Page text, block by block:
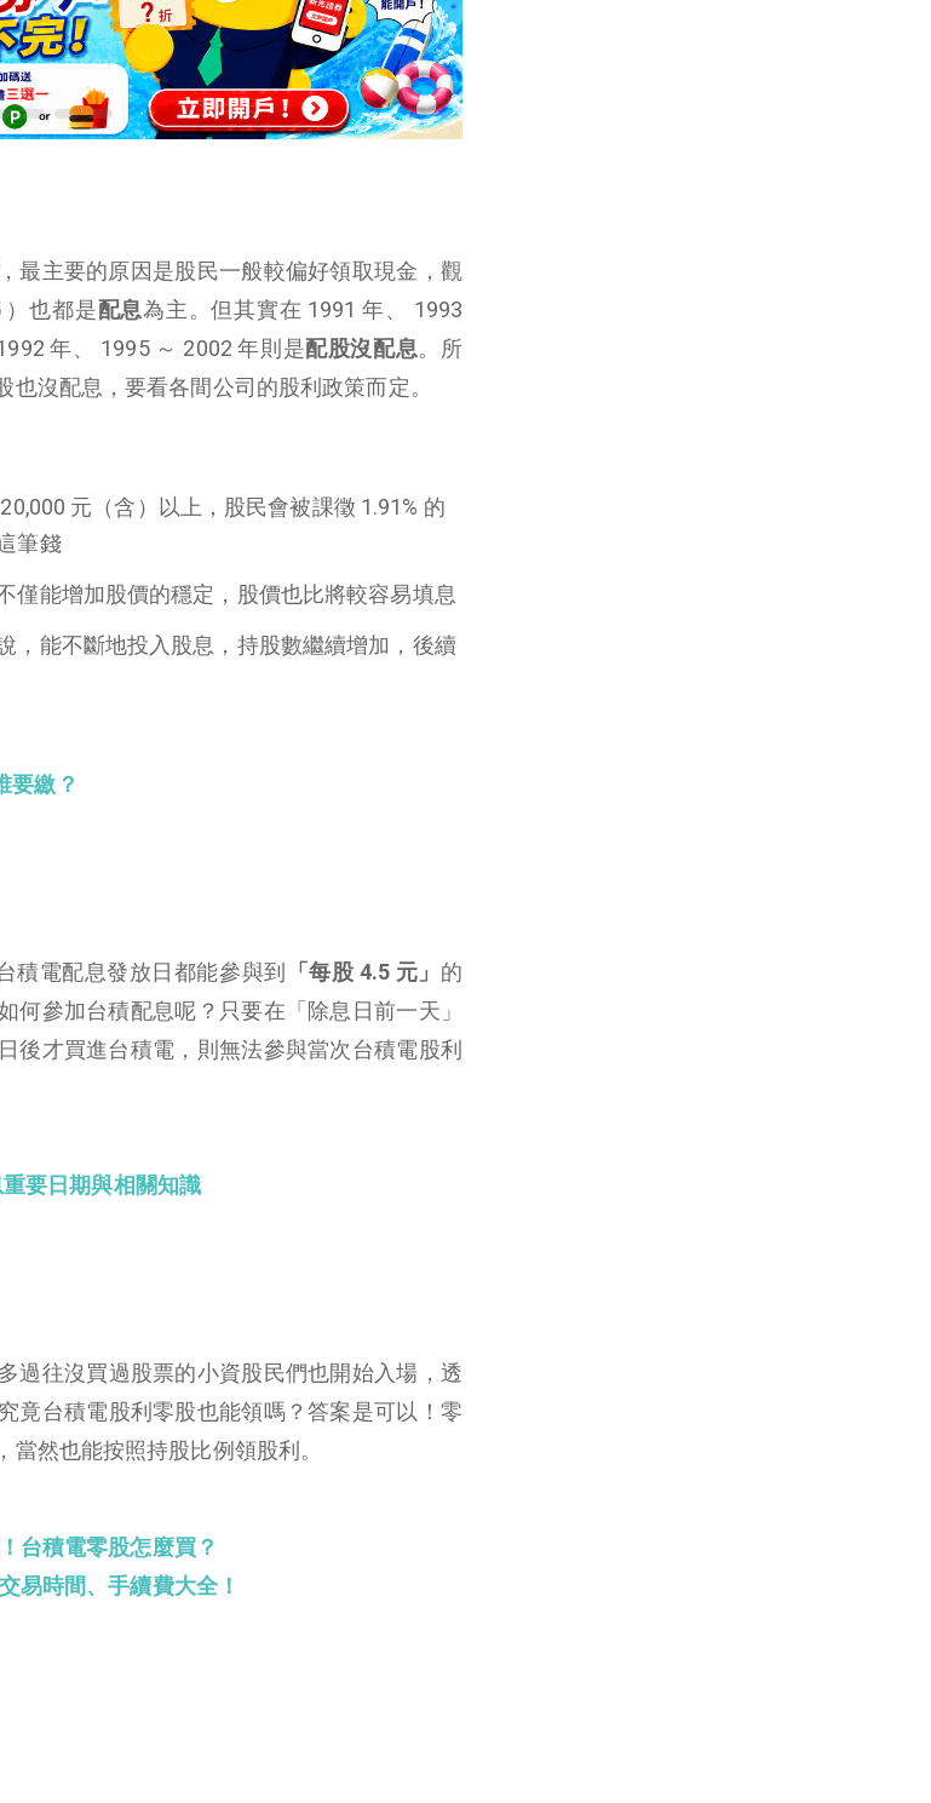
最主要的原因是股民一般較偏好領取現金，觀
）也都是配息為主。但其實在 1991 年、 1993
年、 1995 ～ 2002 年則是配股沒配息。所
沒配息，要看各間公司的股利政策而定。
元（含）以上，股民會被課徵 1.91% 的
筆錢
僅能增加股價的穩定，股價也比將較容易填息
，能不斷地投入股息，持股數繼續增加，後續
要繳？
積電配息發放日都能參與到 「每股 4.5 元」 的
參加台積配息呢？只要在「除息日前一天」
後才買進台積電，則無法參與當次台積電股利
要日期與相關知識
過往沒買過股票的小資股民們也開始入場，透
竟台積電股利零股也能領嗎？答案是可以！零
然也能按照持股比例領股利。
台積電零股怎麼買？
易時間、手續費大全！